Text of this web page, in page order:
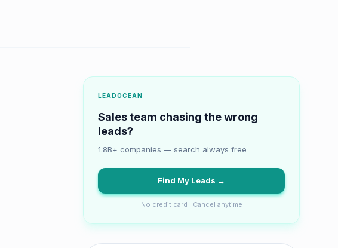
LEADOCEAN
Sales team chasing the wrong
leads?
1.8B+ companies — search always free
Find My Leads →
No credit card · Cancel anytime